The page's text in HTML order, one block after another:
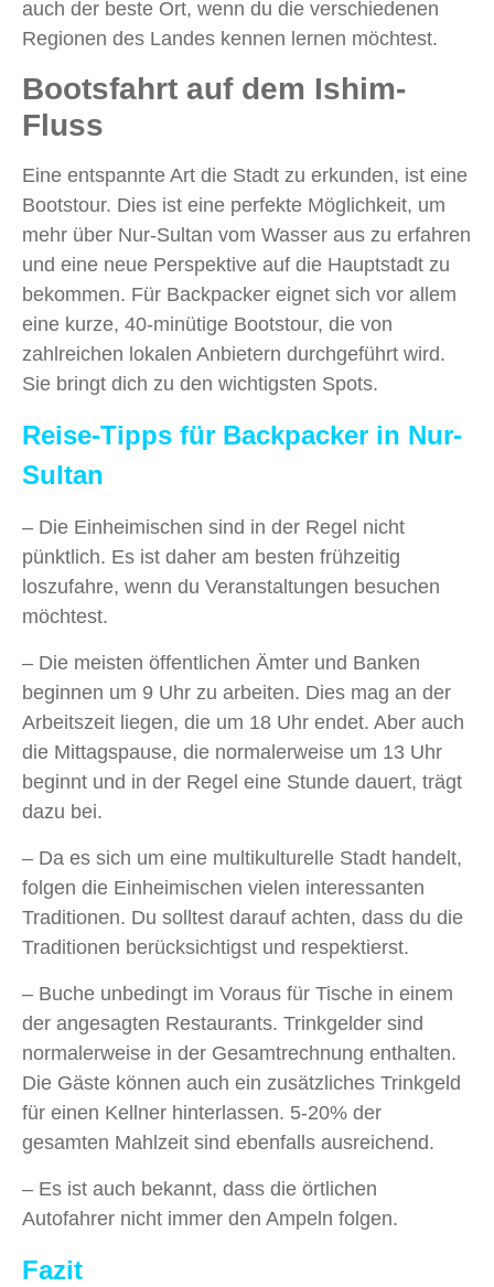
auch der beste Ort, wenn du die verschiedenen
Regionen des Landes kennen lernen möchtest.
Bootsfahrt auf dem Ishim-
Fluss
Eine entspannte Art die Stadt zu erkunden, ist eine
Bootstour. Dies ist eine perfekte Möglichkeit, um
mehr über Nur-Sultan vom Wasser aus zu erfahren
und eine neue Perspektive auf die Hauptstadt zu
bekommen. Für Backpacker eignet sich vor allem
eine kurze, 40-minütige Bootstour, die von
zahlreichen lokalen Anbietern durchgeführt wird.
Sie bringt dich zu den wichtigsten Spots.
Reise-Tipps für Backpacker in Nur-
Sultan
– Die Einheimischen sind in der Regel nicht
pünktlich. Es ist daher am besten frühzeitig
loszufahre, wenn du Veranstaltungen besuchen
möchtest.
– Die meisten öffentlichen Ämter und Banken
beginnen um 9 Uhr zu arbeiten. Dies mag an der
Arbeitszeit liegen, die um 18 Uhr endet. Aber auch
die Mittagspause, die normalerweise um 13 Uhr
beginnt und in der Regel eine Stunde dauert, trägt
dazu bei.
– Da es sich um eine multikulturelle Stadt handelt,
folgen die Einheimischen vielen interessanten
Traditionen. Du solltest darauf achten, dass du die
Traditionen berücksichtigst und respektierst.
– Buche unbedingt im Voraus für Tische in einem
der angesagten Restaurants. Trinkgelder sind
normalerweise in der Gesamtrechnung enthalten.
Die Gäste können auch ein zusätzliches Trinkgeld
für einen Kellner hinterlassen. 5-20% der
gesamten Mahlzeit sind ebenfalls ausreichend.
– Es ist auch bekannt, dass die örtlichen
Autofahrer nicht immer den Ampeln folgen.
Fazit